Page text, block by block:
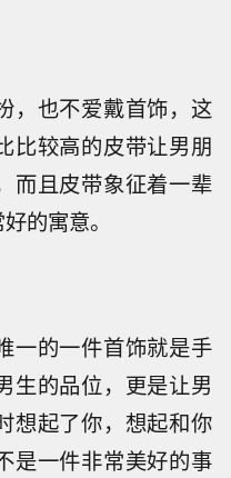
，也不爱戴首饰，这
比较高的皮带让男朋
而且皮带象征着一辈
的寓意。
一的一件首饰就是手
生的品位，更是让男
想起了你，想起和你
是一件非常美好的事